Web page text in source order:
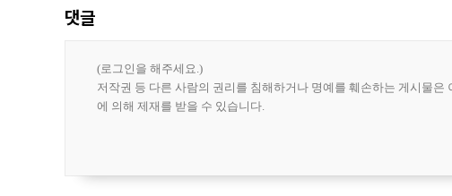
댓글